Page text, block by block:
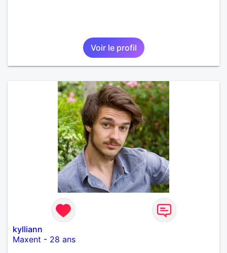
Voir le profil
kylliann
Maxent - 28 ans